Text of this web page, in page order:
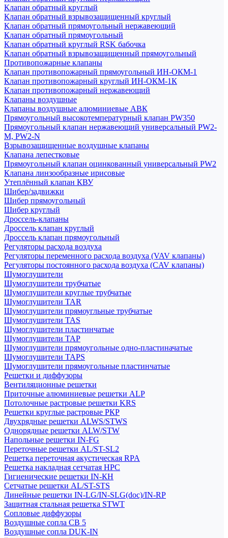
Клапан обратный круглый
Клапан обратный взрывозащищенный круглый
Клапан обратный прямоугольный нержавеющий
Клапан обратный прямоугольный
Клапан обратный круглый RSK бабочка
Клапан обратный взрывозащищенный прямоугольный
Противопожарные клапаны
Клапан противопожарный прямоугольный ИН-ОКМ-1
Клапан противопожарный круглый ИН-ОКМ-1К
Клапан противопожарный нержавеющий
Клапаны воздушные
Клапаны воздушные алюминиевые АВК
Прямоугольный высокотемпературный клапан PW350
Прямоугольный клапан нержавеющий универсальный PW2-
M, PW2-N
Взрывозащищенные воздушные клапаны
Клапана лепестковые
Прямоугольный клапан оцинкованный универсальный PW2
Клапана линзообразные ирисовые
Утеплённый клапан КВУ
Шибер/задвижки
Шибер прямоугольный
Шибер круглый
Дроссель-клапаны
Дроссель клапан круглый
Дроссель клапан прямоугольный
Регуляторы расхода воздуха
Регуляторы переменного расхода воздуха (VAV клапаны)
Регуляторы постоянного расхода воздуха (CAV клапаны)
Шумоглушители
Шумоглушители трубчатые
Шумоглушители круглые трубчатые
Шумоглушители TAR
Шумоглушители прямоугльные трубчатые
Шумоглушители TAS
Шумоглушители пластинчатые
Шумоглушители TAP
Шумоглушители прямоугольные одно-пластиначатые
Шумоглушители TAPS
Шумоглушители прямоугольные пластинчатые
Решетки и диффузоры
Вентиляционные решетки
Приточные алюминиевые решетки ALP
Потолочные растровые решетки KRS
Решетки круглые растровые РКР
Двухрядные решетки ALWS/STWS
Однорядные решетки ALW/STW
Напольные решетки IN-FG
Переточные решетки AL/ST-SL2
Решетка переточная акустическая RPA
Решетка накладная сетчатая НРС
Гигиенические решетки IN-КН
Сетчатые решетки AL/ST-STS
Линейные решетки IN-LG/IN-SLG(doc)/IN-RP
Защитная стальная решетка STWT
Сопловые диффузоры
Воздушные сопла СВ 5
Воздушные сопла DUK-IN